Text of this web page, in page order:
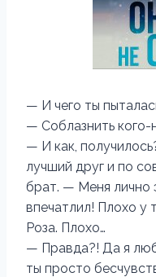
— И чего ты
— Соблазнить кого-
— И как,
лучший друг и по
брат. — Меня лично
впечатлил! Плохо у
Роза. Плохо…
— Правда?! Да я
ты просто